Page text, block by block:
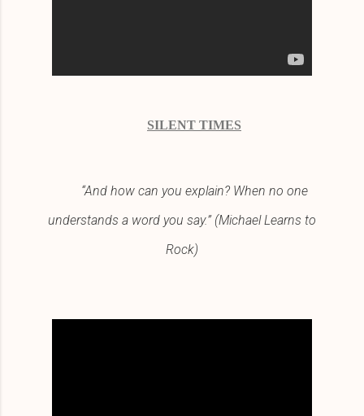
SILENT TIMES
“And how can you explain? When no one
understands a word you say.” (Michael Learns to
Rock)